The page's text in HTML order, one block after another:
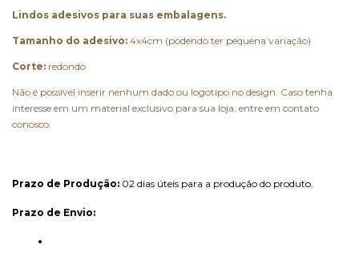
Lindos adesivos para suas embalagens.
Tamanho do adesivo: 4x4cm (podendo ter pequena variação)
Corte: redondo
Não é possível inserir nenhum dado ou logotipo no design. Caso tenha
interesse em um material exclusivo para sua loja, entre em contato
conosco.
Prazo de Produção: 02 dias úteis para a produção do produto.
Prazo de Envio: